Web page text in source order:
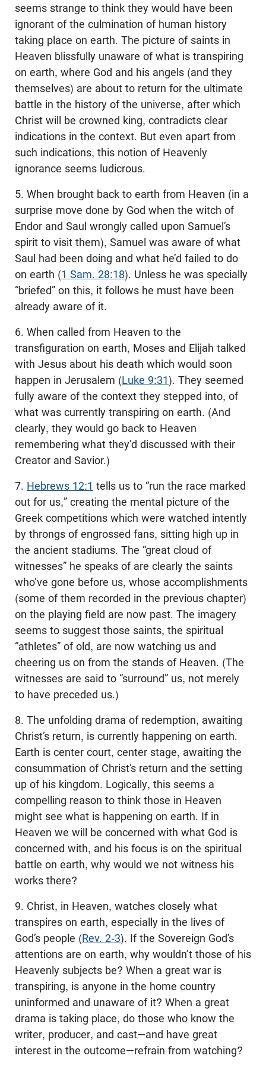
seems strange to think they would have been
ignorant of the culmination of human history
taking place on earth. The picture of saints in
Heaven blissfully unaware of what is transpiring
on earth, where God and his angels (and they
themselves) are about to return for the ultimate
battle in the history of the universe, after which
Christ will be crowned king, contradicts clear
indications in the context. But even apart from
such indications, this notion of Heavenly
ignorance seems ludicrous.
5. When brought back to earth from Heaven (in a
surprise move done by God when the witch of
Endor and Saul wrongly called upon Samuel’s
spirit to visit them), Samuel was aware of what
Saul had been doing and what he’d failed to do
on earth (1 Sam. 28:18). Unless he was specially
“briefed” on this, it follows he must have been
already aware of it.
6. When called from Heaven to the
transfiguration on earth, Moses and Elijah talked
with Jesus about his death which would soon
happen in Jerusalem (Luke 9:31). They seemed
fully aware of the context they stepped into, of
what was currently transpiring on earth. (And
clearly, they would go back to Heaven
remembering what they’d discussed with their
Creator and Savior.)
7. Hebrews 12:1 tells us to “run the race marked
out for us,” creating the mental picture of the
Greek competitions which were watched intently
by throngs of engrossed fans, sitting high up in
the ancient stadiums. The “great cloud of
witnesses” he speaks of are clearly the saints
who’ve gone before us, whose accomplishments
(some of them recorded in the previous chapter)
on the playing field are now past. The imagery
seems to suggest those saints, the spiritual
“athletes” of old, are now watching us and
cheering us on from the stands of Heaven. (The
witnesses are said to “surround” us, not merely
to have preceded us.)
8. The unfolding drama of redemption, awaiting
Christ’s return, is currently happening on earth.
Earth is center court, center stage, awaiting the
consummation of Christ’s return and the setting
up of his kingdom. Logically, this seems a
compelling reason to think those in Heaven
might see what is happening on earth. If in
Heaven we will be concerned with what God is
concerned with, and his focus is on the spiritual
battle on earth, why would we not witness his
works there?
9. Christ, in Heaven, watches closely what
transpires on earth, especially in the lives of
God’s people (Rev. 2-3). If the Sovereign God’s
attentions are on earth, why wouldn’t those of his
Heavenly subjects be? When a great war is
transpiring, is anyone in the home country
uninformed and unaware of it? When a great
drama is taking place, do those who know the
writer, producer, and cast—and have great
interest in the outcome—refrain from watching?